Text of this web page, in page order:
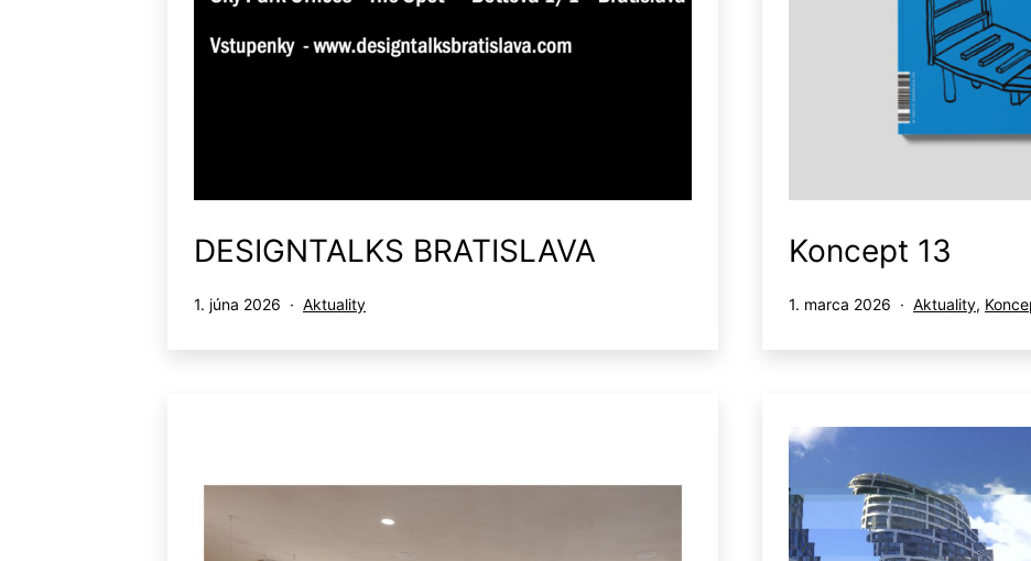
DESIGNTALKS BRATISLAVA
Publikované
1. júna 2026
Kategorizované
Aktuality
Koncept 13
Publikované
1. marca 2026
Kategorizované
Aktuality,